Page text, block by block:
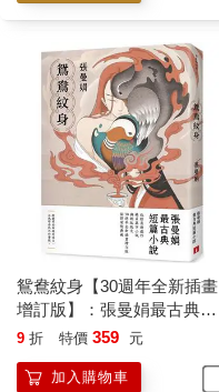
鴛鴦紋身【30週年全新插畫
增訂版】：張曼娟最古典短
篇小說
9 折 特價 359 元
加入購物車